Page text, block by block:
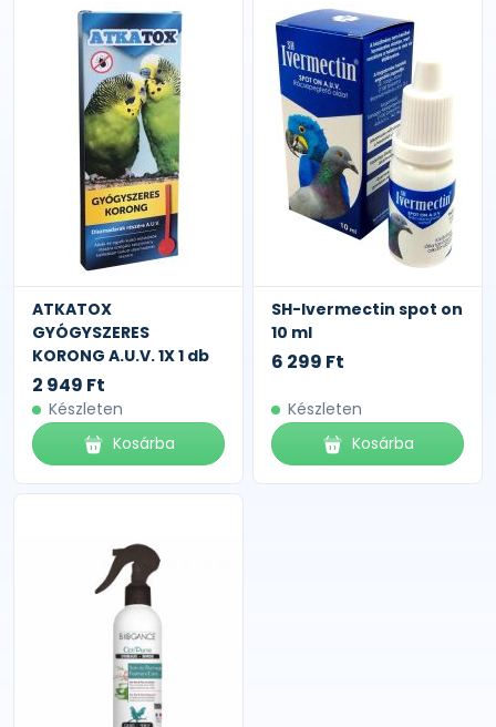
ATKATOX
GYÓGYSZERES
KORONG A.U.V. 1X 1 db
2 949 Ft
Készleten
Kosárba
SH-Ivermectin spot on
10 ml
6 299 Ft
Készleten
Kosárba